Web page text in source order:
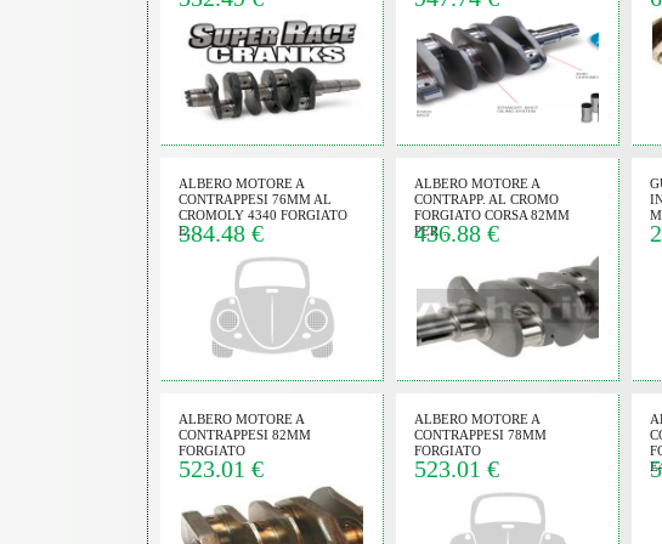
dell'ordine e le
spedizione vanno
della partenza
carta postepay o
ALBERO MOTORE A
CONTRAPPESI 76MM AL
CROMOLY 4340 FORGIATO
E…
384.48 €
ALBERO MOTORE A
CONTRAPP. AL CROMO
FORGIATO CORSA 82MM
PER…
436.88 €
ALBERO MOTORE A
CONTRAPPESI 82MM
FORGIATO
523.01 €
ALBERO MOTORE A
CONTRAPPESI 78MM
FORGIATO
523.01 €